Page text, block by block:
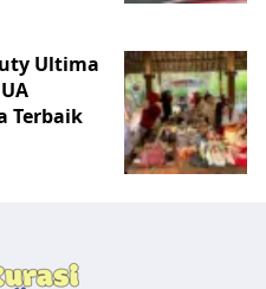
Ultima
Terbaik